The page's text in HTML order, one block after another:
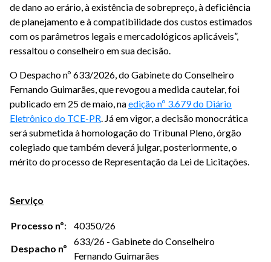
de dano ao erário, à existência de sobrepreço, à deficiência
de planejamento e à compatibilidade dos custos estimados
com os parâmetros legais e mercadológicos aplicáveis”,
ressaltou o conselheiro em sua decisão.
O Despacho nº 633/2026, do Gabinete do Conselheiro
Fernando Guimarães, que revogou a medida cautelar, foi
publicado em 25 de maio, naedição nº 3.679 do Diário
Eletrônico do TCE-PR . Já em vigor, a decisão monocrática
será submetida à homologação do Tribunal Pleno, órgão
colegiado que também deverá julgar, posteriormente, o
mérito do processo de Representação da Lei de Licitações.
Serviço
Processo nº:
40350/26
Despacho nº
633/26 - Gabinete do Conselheiro
Fernando Guimarães